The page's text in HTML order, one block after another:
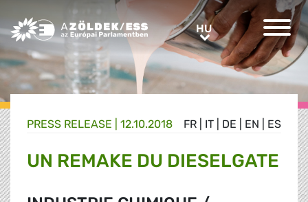
Greens/EFA Home HUHU
FR IT DE EN ES
PRESS RELEASE | 12.10.2018
UN REMAKE DU DIESELGATE